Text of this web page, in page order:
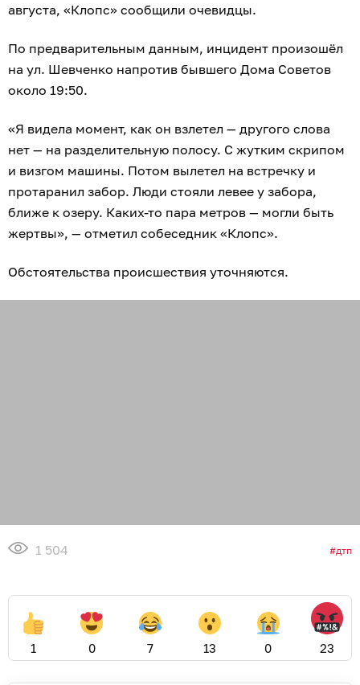
августа, «Клопс» сообщили очевидцы.
По предварительным данным, инцидент произошёл
на ул. Шевченко напротив бывшего Дома Советов
около 19:50.
«Я видела момент, как он взлетел — другого слова
нет — на разделительную полосу. С жутким скрипом
и визгом машины. Потом вылетел на встречку и
протаранил забор. Люди стояли левее у забора,
ближе к озеру. Каких-то пара метров — могли быть
жертвы», — отметил собеседник «Клопс».
Обстоятельства происшествия уточняются.
1 504 дтп
1 0 7 13 0 23